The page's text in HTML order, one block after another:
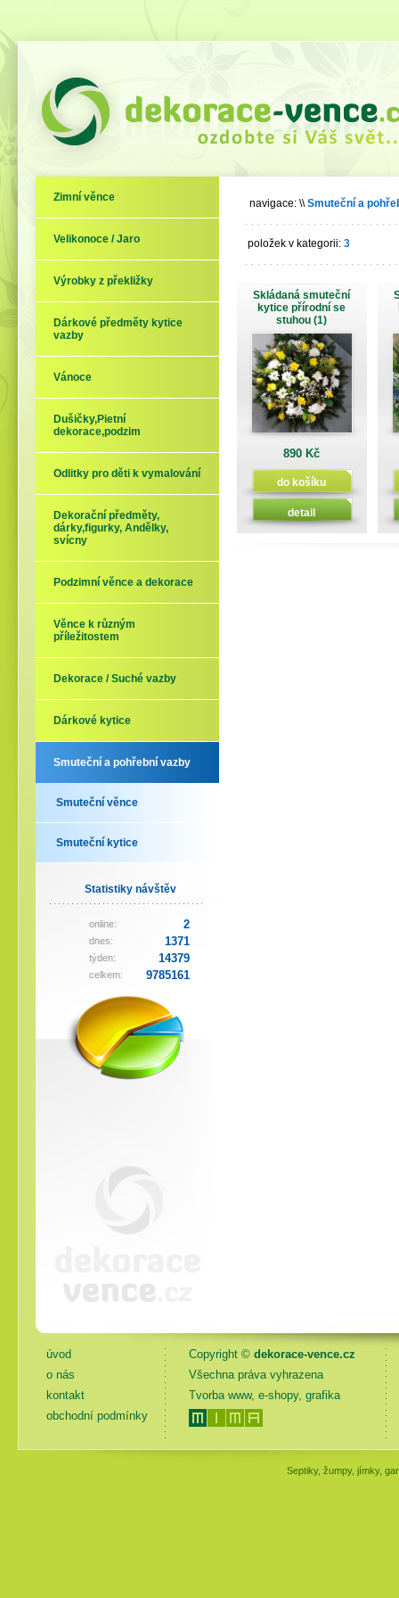
Zimní věnce
Velikonoce / Jaro
Výrobky z překližky
Dárkové předměty kytice
vazby
Vánoce
Dušičky,Pietní
dekorace,podzim
Odlitky pro děti k vymalování
Dekorační předměty,
dárky,figurky, Andělky,
svícny
Podzimní věnce a dekorace
Věnce k různým
příležitostem
Dekorace / Suché vazby
Dárkové kytice
Smuteční a pohřební vazby
Smuteční věnce
Smuteční kytice
Statistiky návštěv
online: 2
dnes: 1371
týden: 14379
celkem: 9785161
navigace: \\Smuteční a
položek v kategorii: 3
Skládaná smuteční
kytice přírodní se
stuhou (1)
890 Kč
do košíku
detail
úvod
o nás
kontakt
obchodní podmínky
Copyright © dekorace-vence.cz
Všechna práva vyhrazena
Tvorba www, e-shopy, grafika
Septiky, žumpy, jímky,